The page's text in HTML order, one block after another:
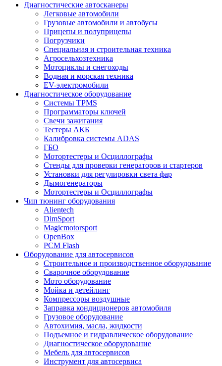
Диагностические автосканеры
Легковые автомобили
Грузовые автомобили и автобусы
Прицепы и полуприцепы
Погрузчики
Специальная и строительная техника
Агросельхозтехника
Мотоциклы и снегоходы
Водная и морская техника
EV-электромобили
Диагностическое оборудование
Системы TPMS
Программаторы ключей
Свечи зажигания
Тестеры АКБ
Калибровка системы ADAS
ГБО
Мотортестеры и Осциллографы
Стенды для проверки генераторов и стартеров
Установки для регулировки света фар
Дымогенераторы
Мотортестеры и Осциллографы
Чип тюнинг оборудования
Alientech
DimSport
Magicmotorsport
OpenBox
PCM Flash
Оборудование для автосервисов
Строительное и производственное оборудование
Сварочное оборудование
Мото оборудование
Мойка и детейлинг
Компрессоры воздушные
Заправка кондиционеров автомобиля
Грузовое оборудование
Автохимия, масла, жидкости
Подъемное и гидравлическое оборудование
Диагностическое оборудование
Мебель для автосервисов
Инструмент для автосервиса